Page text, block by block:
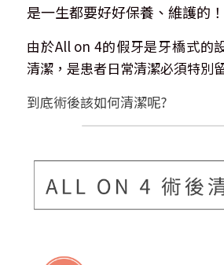
是一生都要好好保養、維護的！
由於All on 4的假牙是牙橋式的
清潔，是患者日常清潔必須特別
到底術後該如何清潔呢?